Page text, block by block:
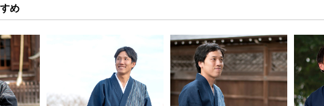
め